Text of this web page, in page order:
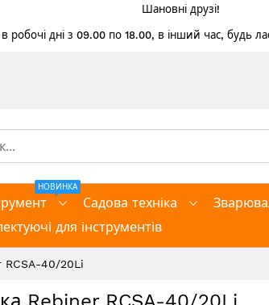
Шановні друзі!
робочі дні з 09.00 по 18.00, в інший час, будь
НОВИНКА
Садова техніка
для інструментів
RCSA-40/20Li